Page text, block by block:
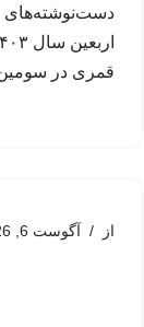
دست‌نوشته‌های
قمری در
از آگوست 6, 2026